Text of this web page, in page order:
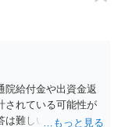
院給付金や出資金返
されている可能性が
は難しいところで